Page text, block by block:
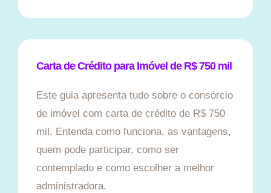
Carta de Crédito para Imóvel de R$ 750 mil
Este guia apresenta tudo sobre o consórcio
de imóvel com carta de crédito de R$ 750
mil. Entenda como funciona, as vantagens,
quem pode participar, como ser
contemplado e como escolher a melhor
administradora.